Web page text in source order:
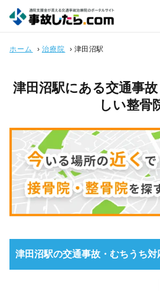
ホーム › 治療院 › 津田沼駅
津田沼駅にある交通事
しい整骨
津田沼駅の交通事故・むちうち対